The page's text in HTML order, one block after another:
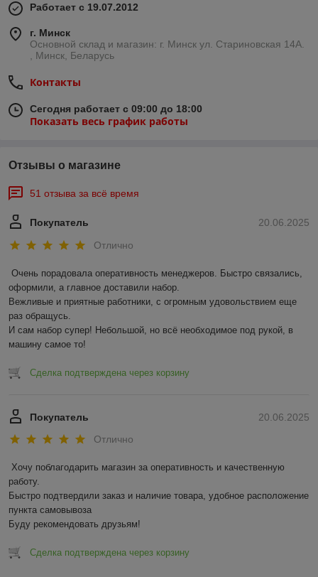
Работает с 19.07.2012
г. Минск
Основной склад и магазин: г. Минск ул. Стариновская 14А.
, Минск, Беларусь
Контакты
Сегодня работает с 09:00 до 18:00
Показать весь график работы
Отзывы о магазине
51 отзыва за всё время
20.06.2025
Покупатель
Отлично
Очень порадовала оперативность менеджеров. Быстро связались,
оформили, а главное доставили набор.
Вежливые и приятные работники, с огромным удовольствием еще
раз обращусь.
И сам набор супер! Небольшой, но всё необходимое под рукой, в
машину самое то!
Сделка подтверждена через корзину
20.06.2025
Покупатель
Отлично
Хочу поблагодарить магазин за оперативность и качественную
работу.
Быстро подтвердили заказ и наличие товара, удобное расположение
пункта самовывоза
Буду рекомендовать друзьям!
Сделка подтверждена через корзину